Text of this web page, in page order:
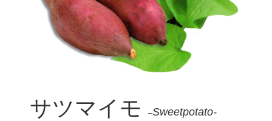
サツマイモ–Sweetpotato-